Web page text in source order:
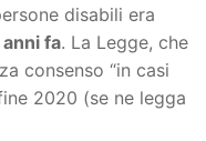
disabili era
fa. La Legge, che
consenso “in casi
2020 (se ne legga